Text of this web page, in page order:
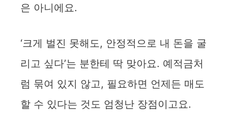
은 아니에요.
‘크게 벌진 못해도, 안정적으로 내 돈을 굴
리고 싶다’는 분한테 딱 맞아요. 예적금처
럼 묶여 있지 않고, 필요하면 언제든 매도
할 수 있다는 것도 엄청난 장점이고요.